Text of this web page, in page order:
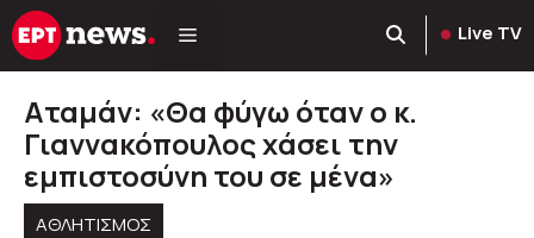
Μετάβαση
σε
Live TV
Aταμάν: «Θα φύγω όταν ο κ.
Γιαννακόπουλος χάσει την
εμπιστοσύνη του σε μένα»
ΑΘΛΗΤΙΣΜΟΣ